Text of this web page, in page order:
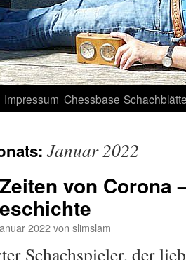
Impressum Chessbase
Januar 2022
von Corona
2022von slimslam
Schachspieler, der